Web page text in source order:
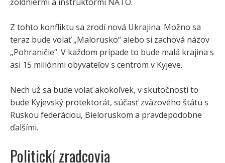
Z tohto konfliktu sa zrodí nová Ukrajina. Možno sa
teraz bude volať „Malorusko“ alebo si zachová názov
„Pohraničie“. V každom prípade to bude malá krajina s
asi 15 miliónmi obyvateľov s centrom v Kyjeve.
Nech už sa bude volať akokoľvek, v skutočnosti to
bude Kyjevský protektorát, súčasť zväzového štátu s
Ruskou federáciou, Bieloruskom a pravdepodobne
ďalšími.
Politickí zradcovia